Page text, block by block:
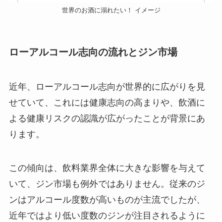
世界のお酒に溺れたい！ イメージ
ローアルコール志向の流れとジン市場
近年、ローアルコール志向が世界的に広がりを見
せていて、これには健康志向の高まりや、飲酒に
よる健康リスクの認識が広がったことが背景にあ
ります。
この傾向は、飲料業界全体に大きな影響を与えて
いて、ジン市場も例外ではありません。従来のジ
ンはアルコール度数が高いものが主流でしたが、
近年ではより低い度数のジンが注目されるように